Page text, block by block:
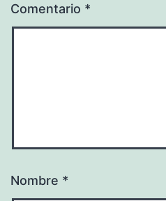
Comentario *
Nombre *